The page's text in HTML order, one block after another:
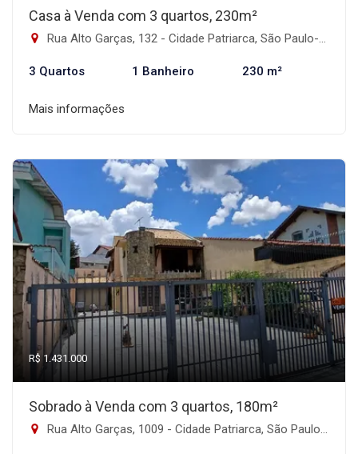
Casa à Venda com 3 quartos, 230m²
Rua Alto Garças, 132 - Cidade Patriarca, São Paulo-SP
3 Quartos 1 Banheiro 230 m²
Mais informações
R$ 1.431.000
Sobrado à Venda com 3 quartos, 180m²
Rua Alto Garças, 1009 - Cidade Patriarca, São Paulo-SP